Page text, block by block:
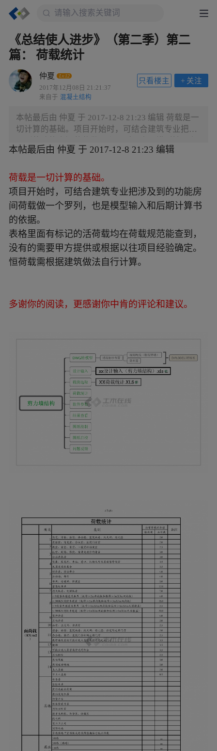
《总结使人进步》（第二季）第二
篇： 荷载统计
仲夏 Lv.12
2017年12月08日 21:21:37
来自于 混凝土结构
+ 关注
只看楼主
本帖最后由 仲夏 于 2017-12-8 21:23 编辑 荷载是一
切计算的基础。项目开始时，可结合建筑专业把涉
后期计算书的依据。表格里面有标记的活荷载均在
项目经验确定。恒荷载需根据建筑做法自行计算。
多谢你的阅读，更感谢你中肯的评论和建议。
本帖最后由 仲夏 于 2017-12-8 21:23 编辑
荷载是一切计算的基础。
项目开始时，可结合建筑专业把涉及到的功能房
间荷载做一个罗列，也是模型输入和后期计算书
的依据。
表格里面有标记的活荷载均在荷载规范能查到，
没有的需要甲方提供或根据以往项目经验确定。
恒荷载需根据建筑做法自行计算。
多谢你的阅读，更感谢你中肯的评论和建议。